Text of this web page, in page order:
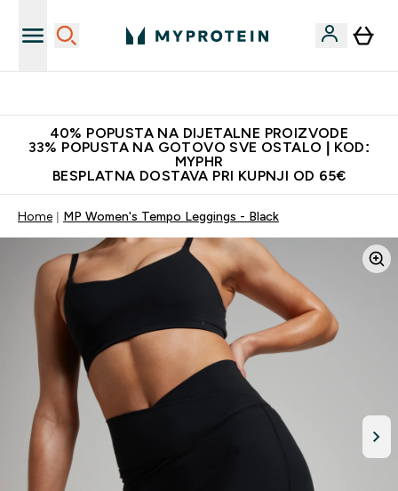
40% POPUSTA NA DIJETALNE PROIZVODE
33% POPUSTA NA GOTOVO SVE OSTALO | KOD:
MYPHR
BESPLATNA DOSTAVA PRI KUPNJI OD 65€
Home MP Women's Tempo Leggings - Black